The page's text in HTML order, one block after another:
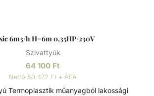
6m3/h H=6m 0,35HP/230V
Szivattyúk
64 100 Ft
Nettó 50 472 Ft + ÁFA